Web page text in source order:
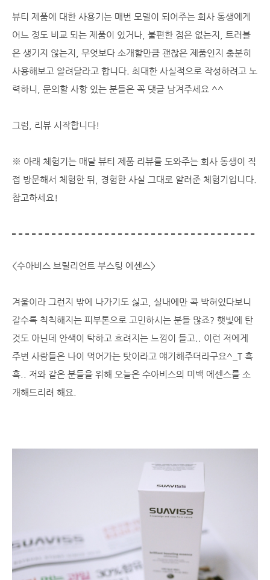
뷰티 제품에 대한 사용기는 매번 모델이 되어주는 회사 동생에게
어느 정도 비교 되는 제품이 있거나, 불편한 점은 없는지, 트러블
은 생기지 않는지, 무엇보다 소개할만큼 괜찮은 제품인지 충분히
사용해보고 알려달라고 합니다. 최대한 사실적으로 작성하려고 노
력하니, 문의할 사항 있는 분들은 꼭 댓글 남겨주세요 ^^
그럼, 리뷰 시작합니다!
※ 아래 체험기는 매달 뷰티 제품 리뷰를 도와주는 회사 동생이 직
접 방문해서 체험한 뒤, 경험한 사실 그대로 알려준 체험기입니다.
참고하세요!
<수아비스 브릴리언트 부스팅 에센스>
겨울이라 그런지 밖에 나가기도 싫고, 실내에만 콕 박혀있다보니
갈수록 칙칙해지는 피부톤으로 고민하시는 분들 많죠? 햇빛에 탄
것도 아닌데 안색이 탁하고 흐려지는 느낌이 들고.. 이런 저에게
주변 사람들은 나이 먹어가는 탓이라고 얘기해주더라구요^_T 흑
흑.. 저와 같은 분들을 위해 오늘은 수아비스의 미백 에센스를 소
개해드리려 해요.